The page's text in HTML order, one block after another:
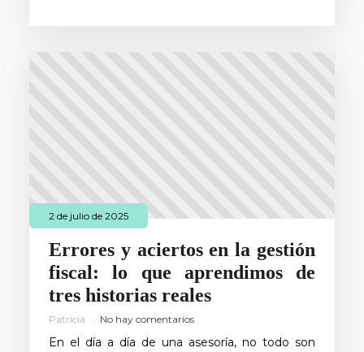
2 de julio de 2025
Errores y aciertos en la gestión
fiscal: lo que aprendimos de
tres historias reales
Patricia No hay comentarios
En el día a día de una asesoría, no todo son